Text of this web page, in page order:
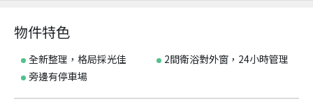
物件特色
全新整理，格局採光佳
2間衛浴對外窗，24小時管理
旁邊有停車場